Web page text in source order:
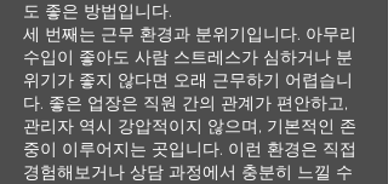
도 좋은 방법입니다.
세 번째는 근무 환경과 분위기입니다. 아무리
수입이 좋아도 사람 스트레스가 심하거나 분
위기가 좋지 않다면 오래 근무하기 어렵습니
다. 좋은 업장은 직원 간의 관계가 편안하고,
관리자 역시 강압적이지 않으며, 기본적인 존
중이 이루어지는 곳입니다. 이런 환경은 직접
경험해보거나 상담 과정에서 충분히 느낄 수